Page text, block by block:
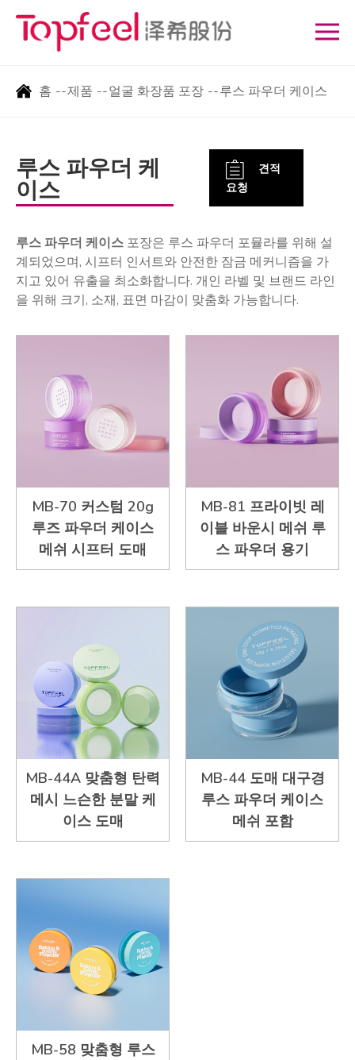
홈 --제품 --얼굴 화장품 포장 --루스 파우더 케이스
루스 파우더 케
이스
견적
요청
루스 파우더 케이스 포장은 루스 파우더 포뮬라를 위해 설
계되었으며, 시프터 인서트와 안전한 잠금 메커니즘을 가
지고 있어 유출을 최소화합니다. 개인 라벨 및 브랜드 라인
을 위해 크기, 소재, 표면 마감이 맞춤화 가능합니다.
MB-70 커스텀 20g
루즈 파우더 케이스
메쉬 시프터 도매
MB-81 프라이빗 레
이블 바운시 메쉬 루
스 파우더 용기
MB-44A 맞춤형 탄력
메시 느슨한 분말 케
이스 도매
MB-44 도매 대구경
루스 파우더 케이스
메쉬 포함
MB-58 맞춤형 루스